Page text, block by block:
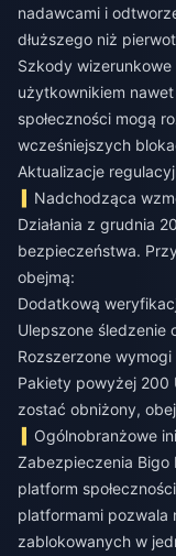
nadawcami i
dłuższego niż
Szkody wizerunkowe
użytkownikiem
społeczności mogą
wcześniejszych
Aktualizacje
Nadchodząca
Działania z grudnia
bezpieczeństwa.
obejmą:
Dodatkową
Ulepszone
Rozszerzone wymogi
Pakiety powyżej 200
zostać obniżony,
Ogólnobranżowe
Zabezpieczenia Bigo
platform
platformami
zablokowanych w